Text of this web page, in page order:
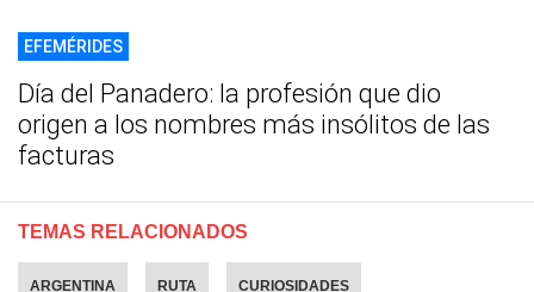
EFEMÉRIDES
Día del Panadero: la profesión que dio
origen a los nombres más insólitos de las
facturas
TEMAS RELACIONADOS
ARGENTINA RUTA CURIOSIDADES